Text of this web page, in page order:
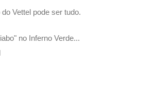
Vettel pode ser tudo.
no Inferno Verde...